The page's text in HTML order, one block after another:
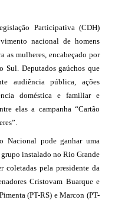
Participativa (CDH)
nacional de homens
as mulheres, encabeçado por
Sul. Deputados gaúchos que
audiência pública, ações
doméstica e familiar e
elas a campanha “Cartão
Nacional pode ganhar uma
instalado no Rio Grande
coletadas pela presidente da
Cristovam Buarque e
(PT-RS) e Marcon (PT-